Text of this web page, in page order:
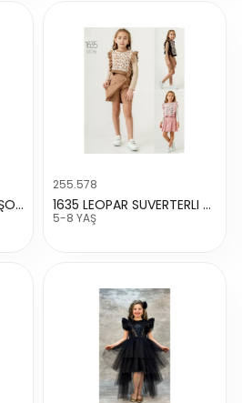
86093 HILTON TOKALI ŞORT ETEK
255.578
1635 LEOPAR SUVERTERLI TAKIM
5-8 YAŞ